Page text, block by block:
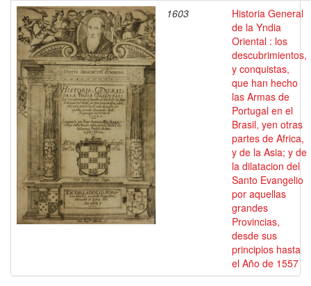
1603
Historia General
de la Yndia
Oriental : los
descubrimientos,
y conquistas,
que han hecho
las Armas de
Portugal en el
Brasil, yen otras
partes de Africa,
y de la Asia; y de
la dilatacion del
Santo Evangelio
por aquellas
grandes
Provincias,
desde sus
principios hasta
el Año de 1557